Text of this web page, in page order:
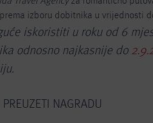
izboru dobitnika u vrijednosti
iskoristiti u roku od 6
odnosno najkasnije do
NAGRADU